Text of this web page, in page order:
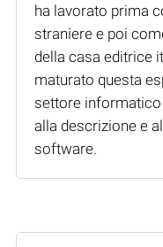
ha lavorato prima
straniere e poi
della casa editrice
maturato questa
settore informatico
alla descrizione e
software.